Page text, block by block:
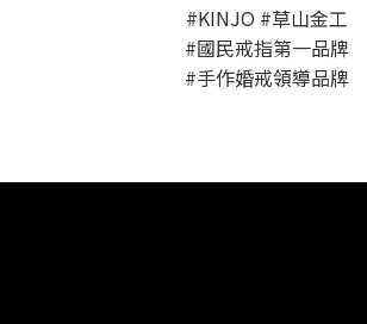
#KINJO #草山金工
#國民戒指第一品牌
#手作婚戒領導品牌